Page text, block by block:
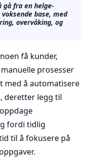
gå fra en helge-
base, med
overvåking, og
få kunder,
prosesser
med å automatisere
deretter legg til
fordi tidlig
til å fokusere på